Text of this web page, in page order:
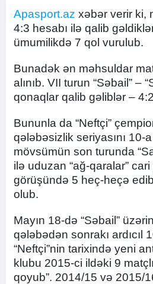
Apasport.az xəbər verir ki,
4:3 hesabı ilə qalib
ümumilikdə 7 qol vurulub.
Bunadək ən məhsuldar
alınıb. VII turun “Səbail” –
qonaqlar qalib gəliblər –
Bununla da “Neftçi”
qələbəsizlik seriyasını 10-a
mövsümün son turunda
ilə uduzan “ağ-qaralar”
görüşündə 5 heç-heçə
olub.
Mayın 18-də “Səbail”
qələbədən sonrakı ardıcıl
“Neftçi”nin tarixində yeni
klubu 2015-ci ildəki 9
qoyub”. 2014/15 və 2015/